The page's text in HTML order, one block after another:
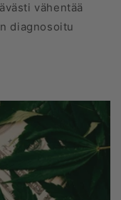
vähentää
diagnosoitu